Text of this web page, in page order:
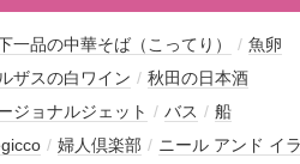
一品の中華そば（こってり） / 魚卵
ザスの白ワイン / 秋田の日本酒
ジョナルジェット / バス / 船
/ 婦人倶楽部 / ニール アンド イ